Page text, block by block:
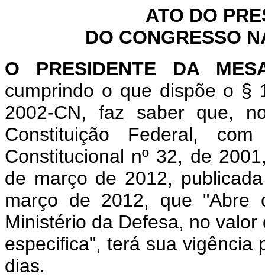
ATO DO
DO CONGRESSO
O PRESIDENTE DA
cumprindo o que dispõe o §
2002-CN, faz saber que,
Constituição Federal,
Constitucional nº 32, de
de março de 2012,
março de 2012, que "Abre
Ministério da Defesa, no
especifica", terá sua vigência
dias.